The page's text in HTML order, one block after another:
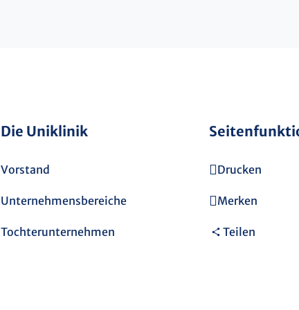
Die Uniklinik
Vorstand
Unternehmensbereiche
Tochterunternehmen
Drucken
Merken
Teilen